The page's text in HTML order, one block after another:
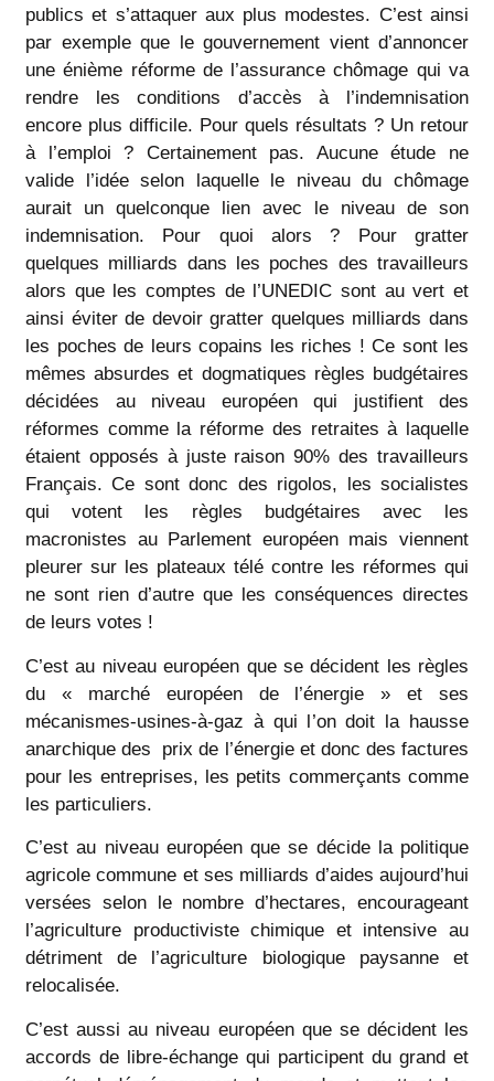
publics et s’attaquer aux plus modestes. C’est ainsi
par exemple que le gouvernement vient d’annoncer
une énième réforme de l’assurance chômage qui va
rendre les conditions d’accès à l’indemnisation
encore plus difficile. Pour quels résultats ? Un retour
à l’emploi ? Certainement pas. Aucune étude ne
valide l’idée selon laquelle le niveau du chômage
aurait un quelconque lien avec le niveau de son
indemnisation. Pour quoi alors ? Pour gratter
quelques milliards dans les poches des travailleurs
alors que les comptes de l’UNEDIC sont au vert et
ainsi éviter de devoir gratter quelques milliards dans
les poches de leurs copains les riches ! Ce sont les
mêmes absurdes et dogmatiques règles budgétaires
décidées au niveau européen qui justifient des
réformes comme la réforme des retraites à laquelle
étaient opposés à juste raison 90% des travailleurs
Français. Ce sont donc des rigolos, les socialistes
qui votent les règles budgétaires avec les
macronistes au Parlement européen mais viennent
pleurer sur les plateaux télé contre les réformes qui
ne sont rien d’autre que les conséquences directes
de leurs votes !
C’est au niveau européen que se décident les règles
du « marché européen de l’énergie » et ses
mécanismes-usines-à-gaz à qui l’on doit la hausse
anarchique des prix de l’énergie et donc des factures
pour les entreprises, les petits commerçants comme
les particuliers.
C’est au niveau européen que se décide la politique
agricole commune et ses milliards d’aides aujourd’hui
versées selon le nombre d’hectares, encourageant
l’agriculture productiviste chimique et intensive au
détriment de l’agriculture biologique paysanne et
relocalisée.
C’est aussi au niveau européen que se décident les
accords de libre-échange qui participent du grand et